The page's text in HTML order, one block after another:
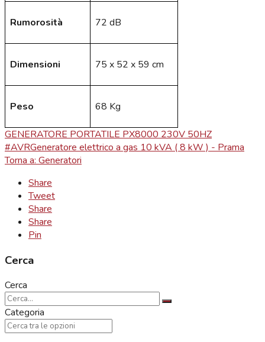
Rumorosità 72 dB
Dimensioni 75 x 52 x 59 cm
Peso 68 Kg
GENERATORE PORTATILE PX8000 230V 50HZ
#AVRGeneratore elettrico a gas 10 kVA ( 8 kW ) - Prama
Torna a: Generatori
Share
Tweet
Share
Share
Pin
Cerca
Cerca
Categoria